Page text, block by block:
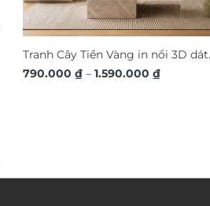
Tranh Cây Tiền Vàng in nổi 3D dát
vàng ánh kim sang trọng TM04
790.000₫ – 1.590.000₫Khoảng